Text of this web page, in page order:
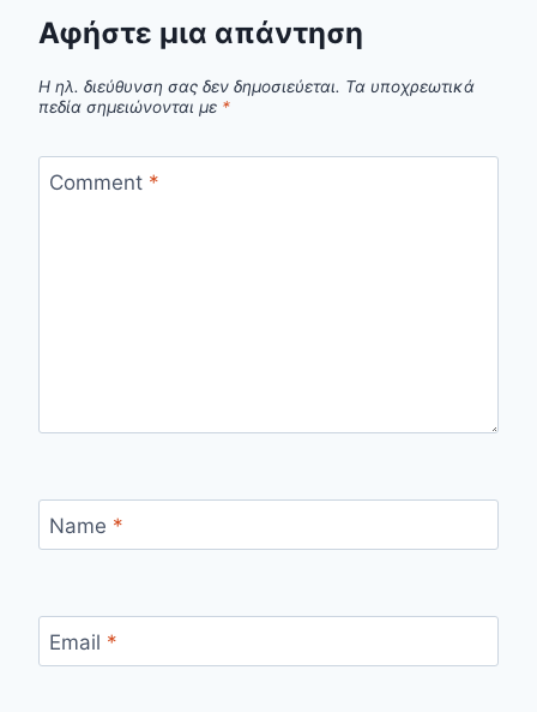
Αφήστε μια απάντηση
Η ηλ. διεύθυνση σας δεν δημοσιεύεται. Τα υποχρεωτικά
πεδία σημειώνονται με *
Comment *
Name *
Email *